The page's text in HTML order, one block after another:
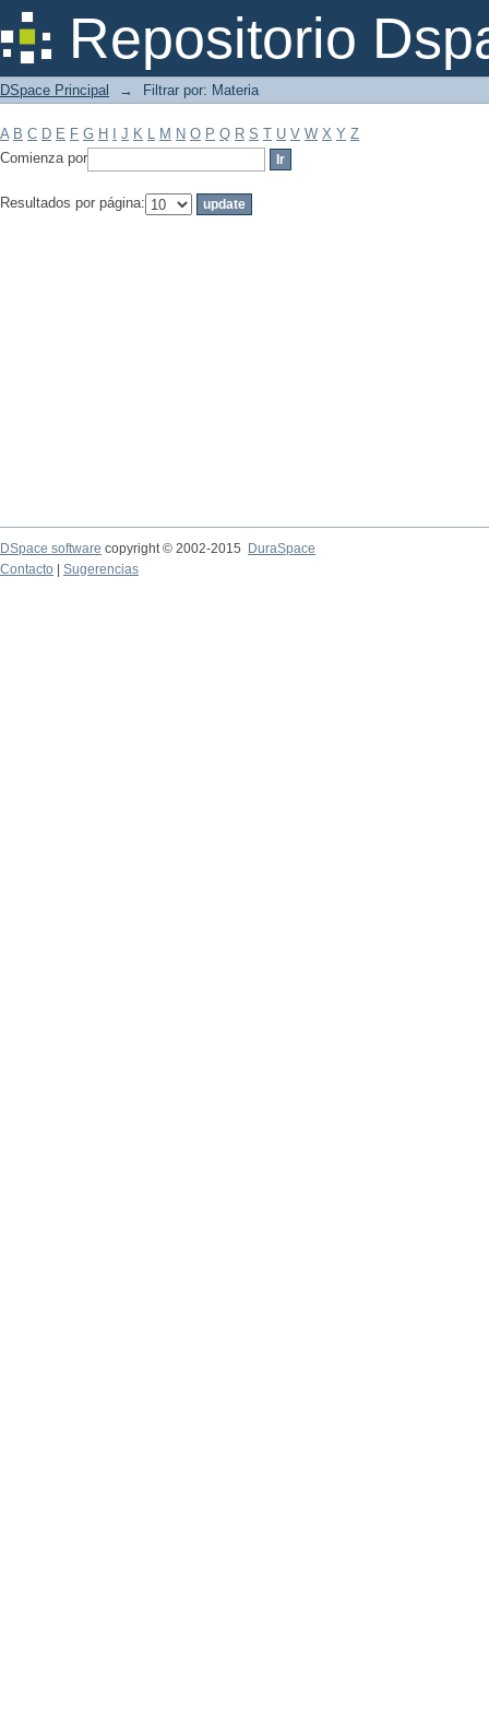
Repositorio
Filtrar por: Materia
DSpace Principal → Filtrar por: Materia
A B C D E F G H J K L M N O P Q R S T U V W X Y Z
Comienza por
Resultados por página:
DSpace software copyright © 2002-2015
DuraSpace
Contacto
Sugerencias